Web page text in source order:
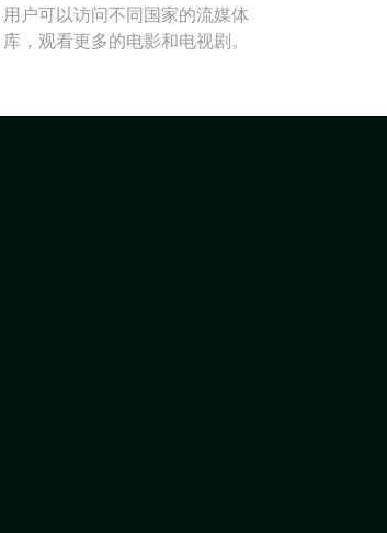
用户可以访问不同国家的流媒体
库，观看更多的电影和电视剧。